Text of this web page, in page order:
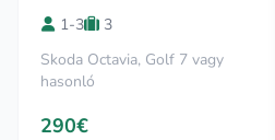
1-3
3
Skoda Octavia, Golf 7 vagy
hasonló
290€